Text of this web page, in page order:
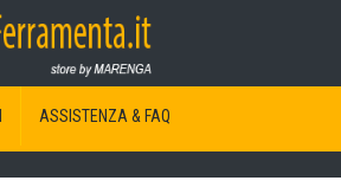
ASSISTENZA & FAQ